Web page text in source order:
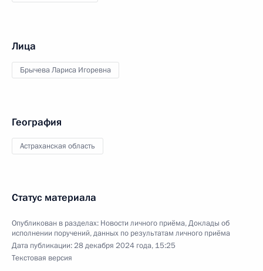
Лица
Брычева Лариса Игоревна
География
Астраханская область
Статус материала
Опубликован в разделах: Новости личного приёма,Доклады об
исполнении поручений, данных по результатам личного приёма
Дата публикации:28 декабря 2024 года, 15:25
Текстовая версия